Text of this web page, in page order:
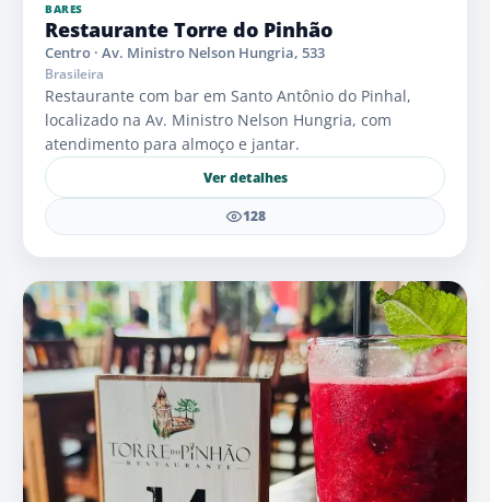
BARES
Restaurante Torre do Pinhão
Centro · Av. Ministro Nelson Hungria, 533
Brasileira
Restaurante com bar em Santo Antônio do Pinhal,
localizado na Av. Ministro Nelson Hungria, com
atendimento para almoço e jantar.
Ver detalhes
128